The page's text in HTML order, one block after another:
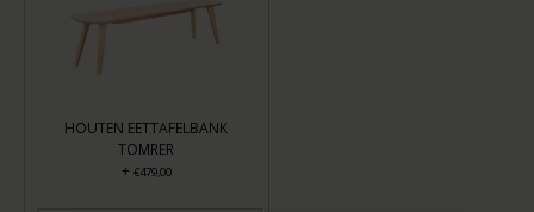
HOUTEN EETTAFELBANK
TOMRER
+ €479,00